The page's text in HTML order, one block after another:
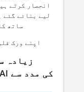
انحصار کرتے
لیے بنائے گئے
ساتھ
اپنے ورک
زیادہ سے